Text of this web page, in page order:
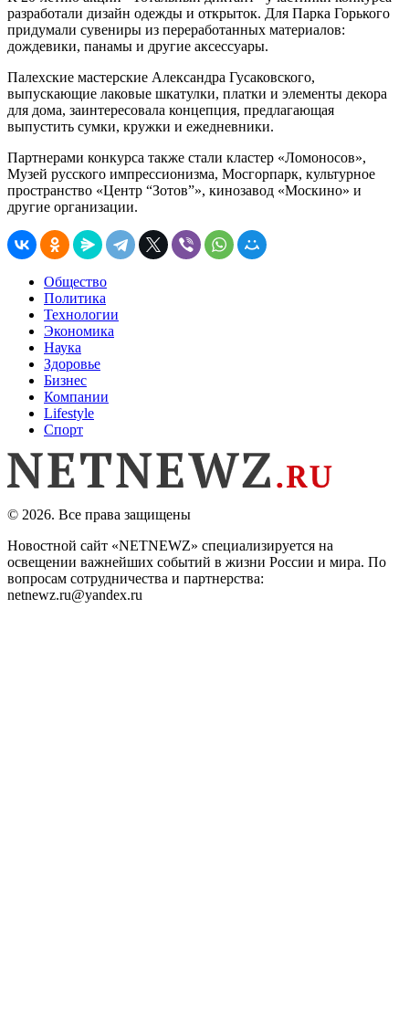
разработали дизайн одежды и открыток. Для Парка Горького
придумали сувениры из переработанных материалов:
дождевики, панамы и другие аксессуары.
Палехские мастерские Александра Гусаковского,
выпускающие лаковые шкатулки, платки и элементы декора
для дома, заинтересовала концепция, предлагающая
выпустить сумки, кружки и ежедневники.
Партнерами конкурса также стали кластер «Ломоносов»,
Музей русского импрессионизма, Мосгорпарк, культурное
пространство «Центр “Зотов”», кинозавод «Москино» и
другие организации.
Общество
Политика
Технологии
Экономика
Наука
Здоровье
Бизнес
Компании
Lifestyle
Спорт
© 2026. Все права защищены
Новостной сайт «NETNEWZ» специализируется на
освещении важнейших событий в жизни России и мира. По
вопросам сотрудничества и партнерства:
netnewz.ru@yandex.ru